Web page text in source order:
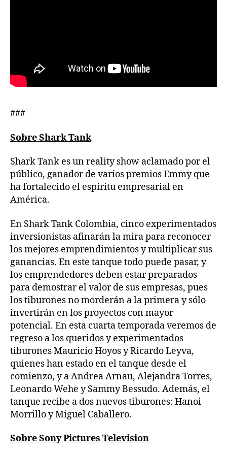
###
Sobre Shark Tank
Shark Tank es un reality show aclamado por el
público, ganador de varios premios Emmy que
ha fortalecido el espíritu empresarial en
América.
En Shark Tank Colombia, cinco experimentados
inversionistas afinarán la mira para reconocer
los mejores emprendimientos y multiplicar sus
ganancias. En este tanque todo puede pasar, y
los emprendedores deben estar preparados
para demostrar el valor de sus empresas, pues
los tiburones no morderán a la primera y sólo
invertirán en los proyectos con mayor
potencial. En esta cuarta temporada veremos de
regreso a los queridos y experimentados
tiburones Mauricio Hoyos y Ricardo Leyva,
quienes han estado en el tanque desde el
comienzo, y a Andrea Arnau, Alejandra Torres,
Leonardo Wehe y Sammy Bessudo. Además, el
tanque recibe a dos nuevos tiburones: Hanoi
Morrillo y Miguel Caballero.
Sobre Sony Pictures Television